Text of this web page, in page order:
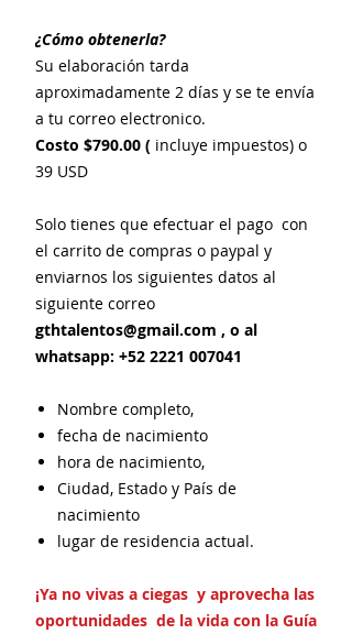
¿Cómo obtenerla?
Su elaboración tarda
aproximadamente 2 días y se te envía
a tu correo electronico.
Costo $790.00 ( incluye impuestos) o
39 USD
Solo tienes que efectuar el pago con
el carrito de compras o paypal y
enviarnos los siguientes datos al
siguiente correo
gthtalentos@gmail.com , o al
whatsapp: +52 2221 007041
Nombre completo,
fecha de nacimiento
hora de nacimiento,
Ciudad, Estado y País de
nacimiento
lugar de residencia actual.
¡Ya no vivas a ciegas y aprovecha las
oportunidades de la vida con la Guía